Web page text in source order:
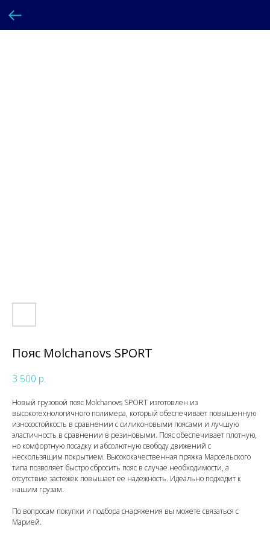
Пояс Molchanovs SPORT
3 500 р.
Новый грузовой пояс Molchanovs SPORT изготовлен из
высокотехнологичного полимера, который обеспечивает повышенную
износостойкость в сравнении с силиконовыми поясами и лучшую
эластичность в сравнении в резиновыми. Пояс обеспечивает плотную,
но комфортную посадку и абсолютную свободу движений с
нескользящим покрытием. Высококачественная пряжка Марсельского
типа позволяет быстро сбросить пояс в случае необходимости, а
отсутствие застежек повышает ее надежность. Идеально подходит к
нашим грузам.
По вопросам покупки и подбора снаряжения вы можете связаться с
Марией.